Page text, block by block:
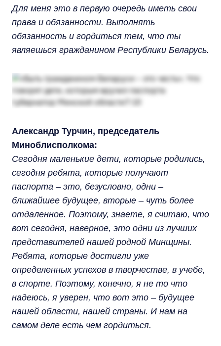
Для меня это в первую очередь иметь свои
права и обязанности. Выполнять
обязанность и гордиться тем, что ты
являешься гражданином Республики Беларусь.
Александр Турчин, председатель
Миноблисполкома:
Сегодня маленькие дети, которые родились,
сегодня ребята, которые получают
паспорта – это, безусловно, одни –
ближайшее будущее, вторые – чуть более
отдаленное. Поэтому, знаете, я считаю, что
вот сегодня, наверное, это одни из лучших
представителей нашей родной Минщины.
Ребята, которые достигли уже
определенных успехов в творчестве, в учебе,
в спорте. Поэтому, конечно, я не то что
надеюсь, я уверен, что вот это – будущее
нашей области, нашей страны. И нам на
самом деле есть чем гордиться.